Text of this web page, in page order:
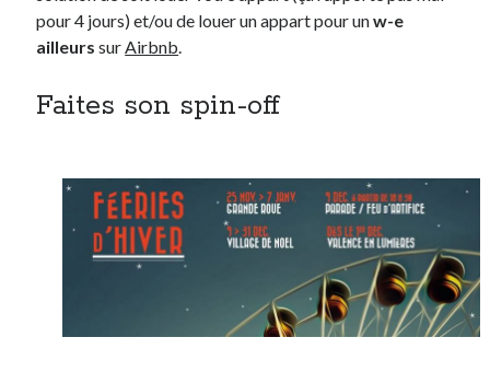
pour 4 jours) et/ou de louer un appart pour unw-e
ailleurs surAirbnb.
Faites son spin-off